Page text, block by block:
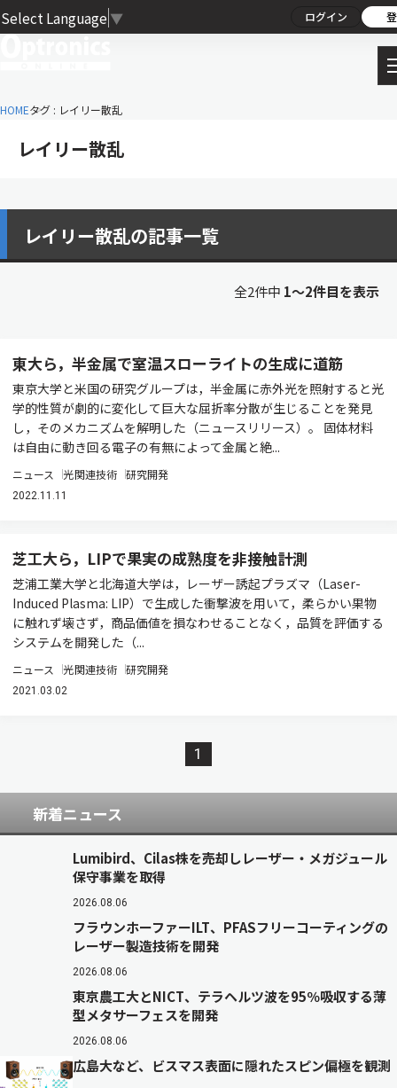
Select Language ▼ ログイン
HOMEタグ : レイリー散乱
レイリー散乱
レイリー散乱の記事一覧
全2件中 1〜2件目を表示
東大ら，半金属で室温スローライトの生成に道筋
東京大学と米国の研究グループは，半金属に赤外光を照射すると光
学的性質が劇的に変化して巨大な屈折率分散が生じることを発見
し，そのメカニズムを解明した（ニュースリリース）。 固体材料
は自由に動き回る電子の有無によって金属と絶...
ニュース 光関連技術 研究開発
2022.11.11
芝工大ら，LIPで果実の成熟度を非接触計測
芝浦工業大学と北海道大学は，レーザー誘起プラズマ（Laser-
Induced Plasma: LIP）で生成した衝撃波を用いて，柔らかい果物
に触れず壊さず，商品価値を損なわせることなく，品質を評価する
システムを開発した（...
ニュース 光関連技術 研究開発
2021.03.02
1
新着ニュース
Lumibird、Cilas株を売却しレーザー・メガジュール
保守事業を取得
2026.08.06
フラウンホーファーILT、PFASフリーコーティングの
レーザー製造技術を開発
2026.08.06
東京農工大とNICT、テラヘルツ波を95％吸収する薄
型メタサーフェスを開発
2026.08.06
広島大など、ビスマス表面に隠れたスピン偏極を観測